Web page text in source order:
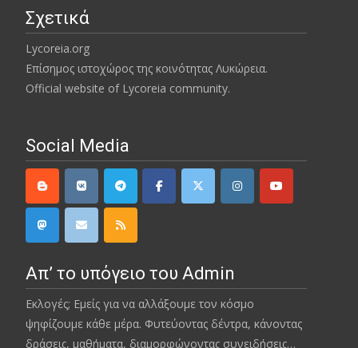
Σχετικά
Lycoreia.org
Επίσημος ιστοχώρος της κοινότητας Λυκώρεια.
Official website of Lycoreia community.
Social Media
Απ’ το υπόγειο του Admin
Εκλογές; Εμείς για να αλλάξουμε τον κόσμο
ψηφίζουμε κάθε μέρα. Φυτεύοντας δέντρα, κάνοντας
δράσεις, μαθήματα, διαμορφώνοντας συνειδήσεις…